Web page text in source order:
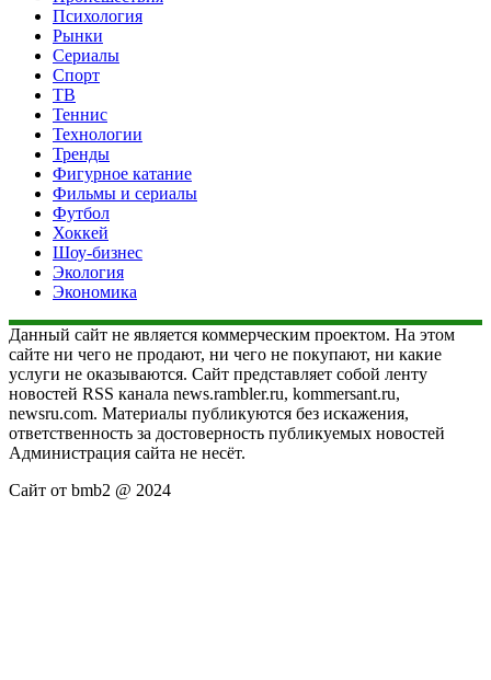
Психология
Рынки
Сериалы
Спорт
ТВ
Теннис
Технологии
Тренды
Фигурное катание
Фильмы и сериалы
Футбол
Хоккей
Шоу-бизнес
Экология
Экономика
Данный сайт не является коммерческим проектом. На этом
сайте ни чего не продают, ни чего не покупают, ни какие
услуги не оказываются. Сайт представляет собой ленту
новостей RSS канала news.rambler.ru, kommersant.ru,
newsru.com. Материалы публикуются без искажения,
ответственность за достоверность публикуемых новостей
Администрация сайта не несёт.
Сайт от bmb2 @ 2024